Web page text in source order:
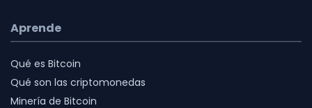
Aprende
Qué es Bitcoin
Qué son las criptomonedas
Minería de Bitcoin